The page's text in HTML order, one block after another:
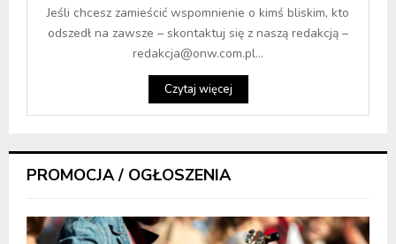
Jeśli chcesz zamieścić wspomnienie o kimś bliskim, kto
odszedł na zawsze – skontaktuj się z naszą redakcją –
redakcja@onw.com.pl...
Czytaj więcej
PROMOCJA / OGŁOSZENIA